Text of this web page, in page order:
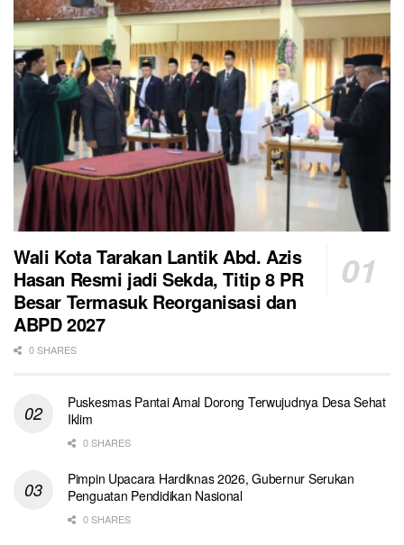
Wali Kota Tarakan Lantik Abd. Azis
Hasan Resmi jadi Sekda, Titip 8 PR
Besar Termasuk Reorganisasi dan
ABPD 2027
0 SHARES
Puskesmas Pantai Amal Dorong Terwujudnya Desa Sehat
Iklim
0 SHARES
Pimpin Upacara Hardiknas 2026, Gubernur Serukan
Penguatan Pendidikan Nasional
0 SHARES